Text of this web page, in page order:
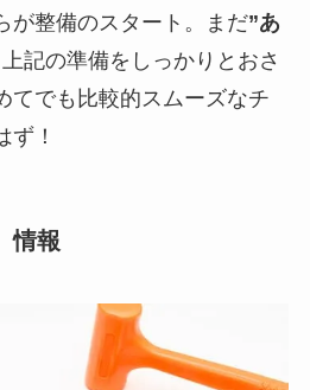
が整備のスタート。まだ”あ
記の準備をしっかりとおさ
てでも比較的スムーズなチ
ず！
情報